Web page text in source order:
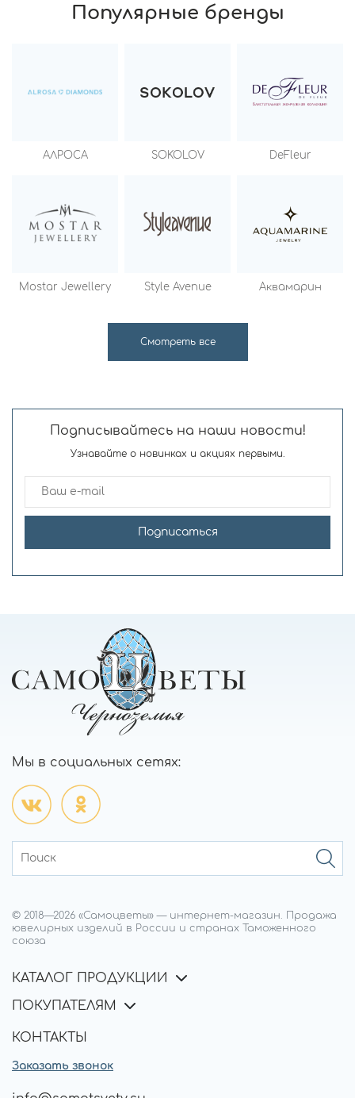
Популярные бренды
АЛРОСА SOKOLOV DeFleur
Mostar Jewellery Style Avenue Аквамарин
Смотреть все
Подписывайтесь на наши новости!
Узнавайте о новинках и акциях первыми.
Подписаться
Мы в социальных сетях:
© 2018—2026 «Самоцветы» — интернет-магазин.
Продажа
ювелирных изделий в России и странах Таможенного
союза
КАТАЛОГ ПРОДУКЦИИ
ПОКУПАТЕЛЯМ
КОНТАКТЫ
Заказать звонок